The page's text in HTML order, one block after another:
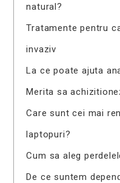
natural?
Tratamente pentru
invaziv
La ce poate ajuta
Merita sa
Care sunt cei mai
laptopuri?
Cum sa aleg
De ce suntem